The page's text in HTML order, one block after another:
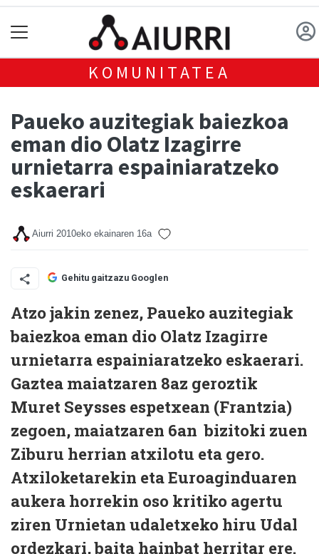
KOMUNITATEA
Paueko auzitegiak baiezkoa
eman dio Olatz Izagirre
urnietarra espainiaratzeko
eskaerari
Aiurri 2010eko ekainaren 16a
Gehitu gaitzazu Googlen
Atzo jakin zenez, Paueko auzitegiak
baiezkoa eman dio Olatz Izagirre
urnietarra espainiaratzeko eskaerari.
Gaztea maiatzaren 8az geroztik
Muret Seysses espetxean (Frantzia)
zegoen, maiatzaren 6an bizitoki zuen
Ziburu herrian atxilotu eta gero.
Atxiloketarekin eta Euroaginduaren
aukera horrekin oso kritiko agertu
ziren Urnietan udaletxeko hiru Udal
ordezkari, baita hainbat herritar ere.